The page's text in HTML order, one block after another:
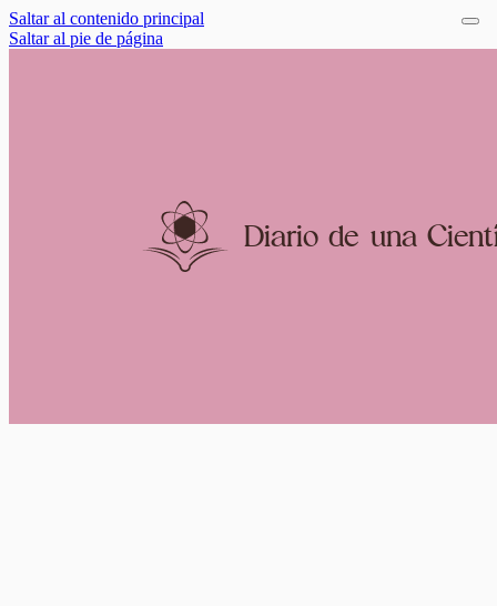
Saltar al contenido principal
Saltar al pie de página
Diariode unaCien